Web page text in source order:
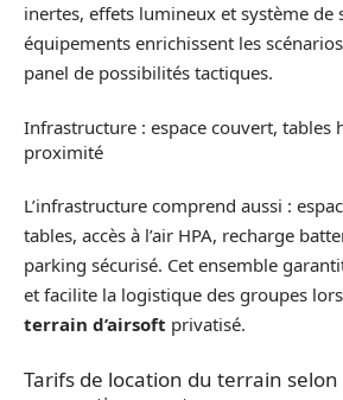
inertes, effets lumineux et système de
équipements enrichissent les
panel de possibilités tactiques.
Infrastructure : espace couvert, tables
proximité
L’infrastructure comprend aussi :
tables, accès à l’air HPA, recharge
parking sécurisé. Cet ensemble
et facilite la logistique des groupes
terrain d’airsoft privatisé.
Tarifs de location du terrain